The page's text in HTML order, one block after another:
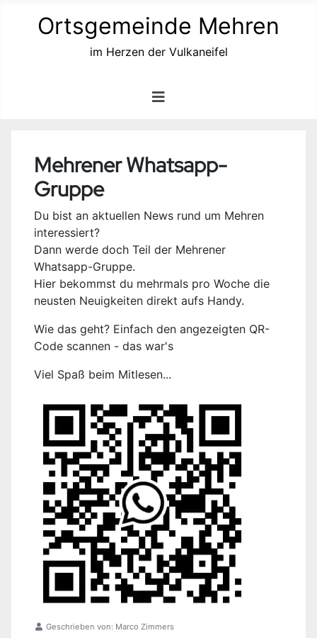
Ortsgemeinde Mehren
im Herzen der Vulkaneifel
Mehrener Whatsapp-
Gruppe
Du bist an aktuellen News rund um Mehren
interessiert?
Dann werde doch Teil der Mehrener
Whatsapp-Gruppe.
Hier bekommst du mehrmals pro Woche die
neusten Neuigkeiten direkt aufs Handy.
Wie das geht? Einfach den angezeigten QR-
Code scannen - das war's
Viel Spaß beim Mitlesen...
Geschrieben von: Marco Zimmers